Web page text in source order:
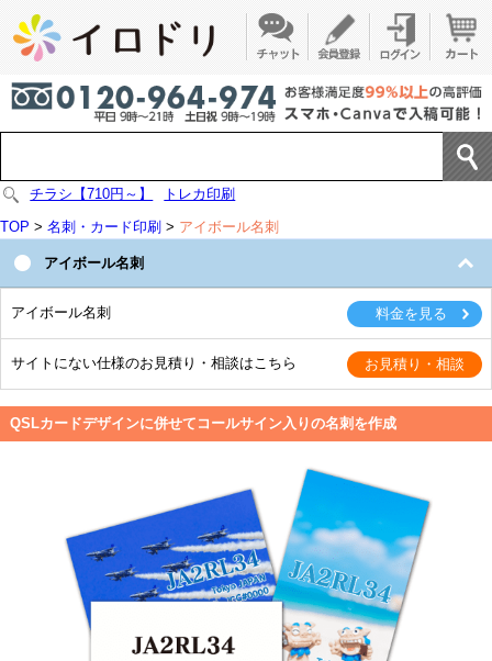
チラシ【710円～】
トレカ印刷
TOP > 名刺・カード印刷 > アイボール名刺
アイボール名刺
アイボール名刺
サイトにない仕様のお見積り・相談はこちら
QSLカードデザインに併せてコールサイン入りの名刺を作成